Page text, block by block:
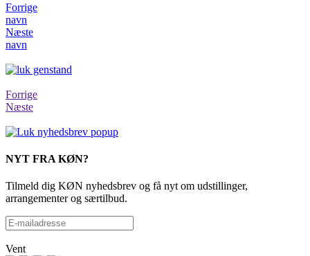
Forrige
navn
Næste
navn
Forrige
Næste
NYT FRA KØN?
Tilmeld dig KØN nyhedsbrev og få nyt om udstillinger,
arrangementer og særtilbud.
Vent